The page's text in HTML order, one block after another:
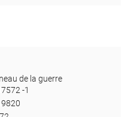
de la guerre
-1